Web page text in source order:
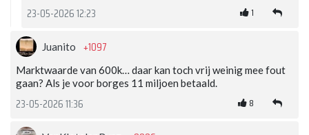
23-05-2026 12:23 1
Juanito +1097
Marktwaarde van 600k… daar kan toch vrij weinig mee fout
gaan? Als je voor borges 11 miljoen betaald.
23-05-2026 11:36 8